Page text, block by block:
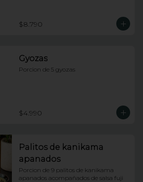
$8.790
Gyozas
Porcion de 5 gyozas
$4.990
Palitos de kanikama
apanados
Porcion de 9 palitos de kanikama
apanados acompañados de salsa fuji